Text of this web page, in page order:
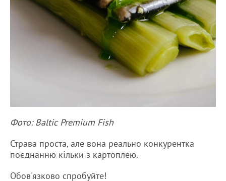
Фото: Baltic Premium Fish
Страва проста, але вона реально конкурентка
поєднанню кільки з картоплею.
Обов'язково спробуйте!